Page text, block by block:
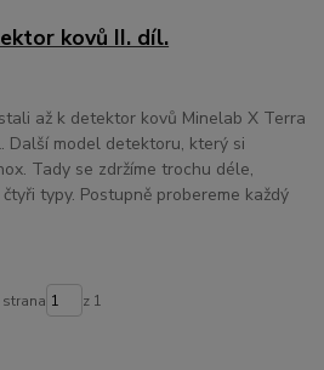
kovů II. díl.
až k detektor kovů Minelab X Terra
Další model detektoru, který si
Tady se zdržíme trochu déle,
typy. Postupně probereme každý
strana z 1